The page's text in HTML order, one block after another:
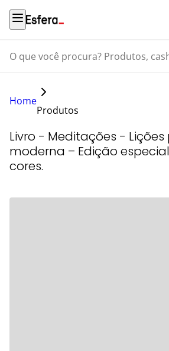
O que você procura? Produtos, cashback,
Home
Produtos
Livro - Meditações -
moderna – Edição
cores.